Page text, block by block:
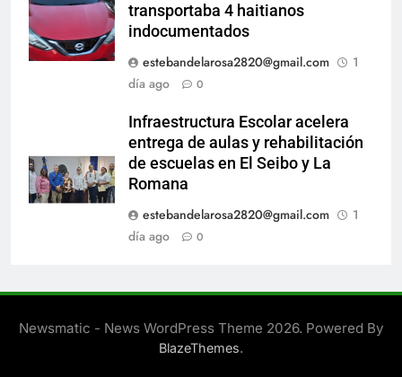
transportaba 4 haitianos
indocumentados
estebandelarosa2820@gmail.com
1
día ago
0
Infraestructura Escolar acelera
entrega de aulas y rehabilitación
de escuelas en El Seibo y La
Romana
estebandelarosa2820@gmail.com
1
día ago
0
Newsmatic - News WordPress Theme 2026. Powered By
BlazeThemes.